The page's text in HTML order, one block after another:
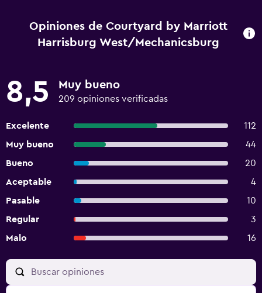
Opiniones de Courtyard by Marriott
Harrisburg West/Mechanicsburg
8,5 Muy bueno
209 opiniones verificadas
Excelente
112
Muy bueno
44
Bueno
20
Aceptable
4
Pasable
10
Regular
3
Malo
16